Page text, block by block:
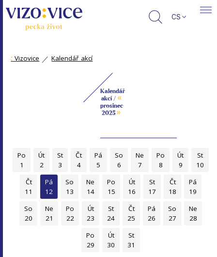
CS
: Vizovice Kalendář akcí
Kalendář
akcí / «
prosinec
2025»
Po
1
Út
2
St
3
Čt
4
Pá
5
So
6
Ne
7
Po
8
Út
9
St
10
Čt
11
Pá
12
So
13
Ne
14
Po
15
Út
16
St
17
Čt
18
Pá
19
So
20
Ne
21
Po
22
Út
23
St
24
Čt
25
Pá
26
So
27
Ne
28
Po
29
Út
30
St
31